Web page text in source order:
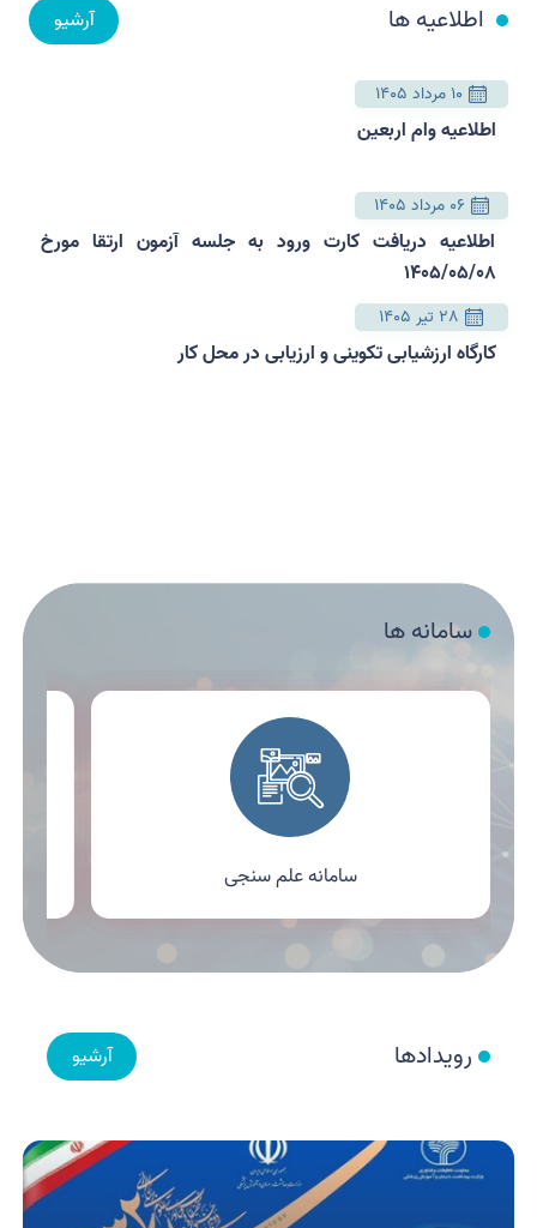
اطلاعیه ها آرشیو
10 مرداد 1405
اطلاعیه وام اربعین
06 مرداد 1405
اطلاعیه دریافت کارت ورود به جلسه آزمون ارتقا مورخ
1405/05/08
28 تیر 1405
کارگاه ارزشیابی تکوینی و ارزیابی در محل کار
سامانه ها
سامانه علم سنجی
رویدادها آرشیو